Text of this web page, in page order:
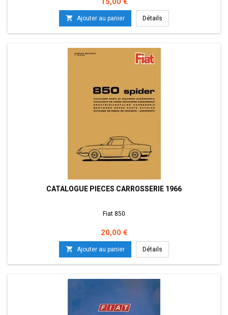
 Ajouter au panier Détails
CATALOGUE PIECES CARROSSERIE 1966
Fiat 850
Prix
20,00 €
 Ajouter au panier Détails